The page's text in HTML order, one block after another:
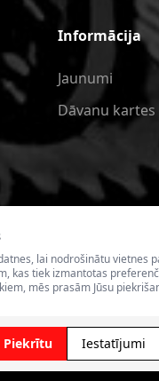
lai nodrošinātu vietnes
kas tiek izmantotas
mēs prasām Jūsu
Piekrītu Iestatījumi
Informācija
Jaunumi
Dāvanu kartes
Interneta